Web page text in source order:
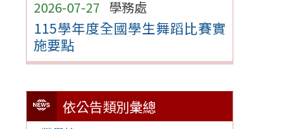
2026-07-27 學務處
115學年度全國學生舞蹈比賽實
施要點
依公告類別彙總